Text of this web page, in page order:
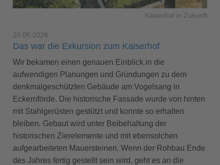
Kaiserhof in Zukunft
20.05.2026
Das war die Exkursion zum Kaiserhof
Wir bekamen einen genauen Einblick in die
aufwendigen Planungen und Gründungen zu dem
denkmalgeschützten Gebäude am Vogelsang in
Eckernförde. Die historische Fassade wurde von hinten
mit Stahlgerüsten gestützt und konnte so erhalten
bleiben. Gebaut wird unter Beibehaltung der
historischen Zierelemente und mit ebensolchen
aufgearbeiteten Mauersteinen. Wenn der Rohbau Ende
des Jahres fertig gestellt sein wird, geht es an die